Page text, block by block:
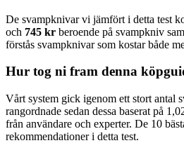
De svampknivar vi jämfört i detta test
och 745 kr beroende på svampkniv
förstås svampknivar som kostar både
Hur tog ni fram denna
Vårt system gick igenom ett stort antal
rangordnade sedan dessa baserat på
från användare och experter. De 10
rekommendationer i detta test.